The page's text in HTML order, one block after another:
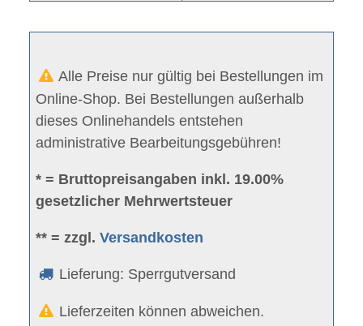
Alle Preise nur gültig bei Bestellungen im
Online-Shop. Bei Bestellungen außerhalb
dieses Onlinehandels entstehen
administrative Bearbeitungsgebühren!
* = Bruttopreisangaben inkl. 19.00%
gesetzlicher Mehrwertsteuer
** = zzgl.Versandkosten
Lieferung: Sperrgutversand
Lieferzeiten können abweichen.